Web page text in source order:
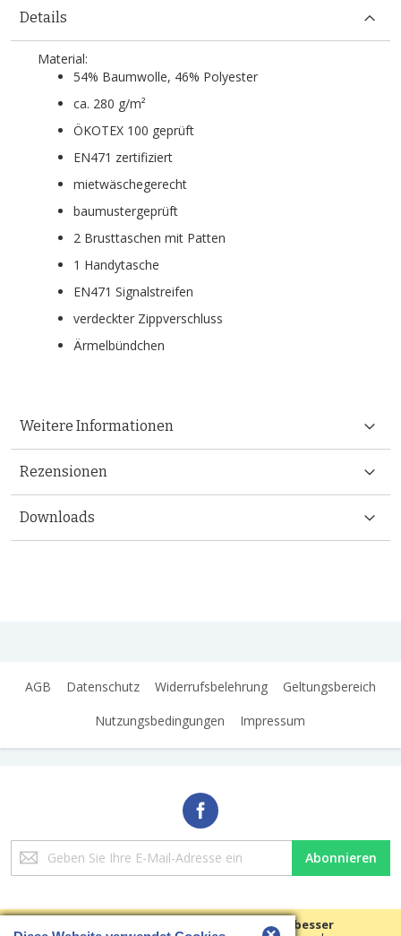
Wir verwenden Cookies, um Ihre Erfahrungen besser
Details
Material:
54% Baumwolle, 46% Polyester
ca. 280 g/m²
ÖKOTEX 100 geprüft
EN471 zertifiziert
mietwäschegerecht
baumustergeprüft
2 Brusttaschen mit Patten
1 Handytasche
EN471 Signalstreifen
verdeckter Zippverschluss
Ärmelbündchen
Weitere Informationen
Rezensionen
Downloads
AGB Datenschutz Widerrufsbelehrung
Geltungsbereich
Nutzungsbedingungen
Impressum
Melden
Sie
unseren
Abonnieren